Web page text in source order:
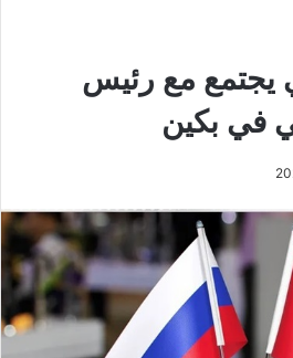
يجتمع مع رئيس
في بكين